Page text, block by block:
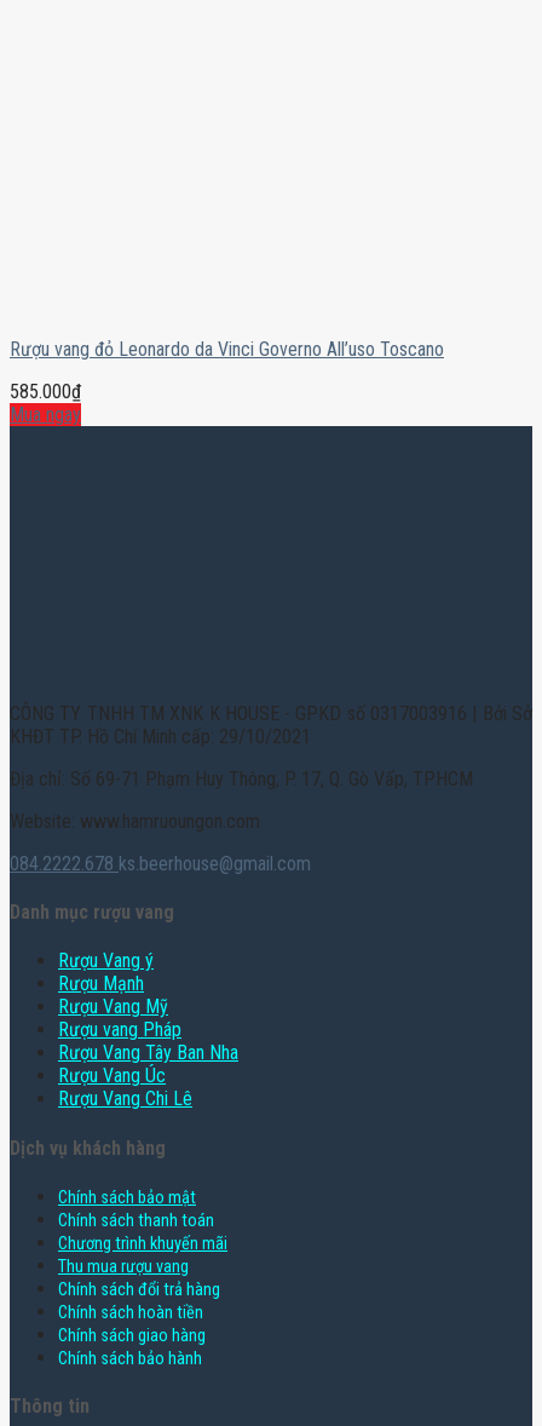
Rượu vang đỏ Leonardo da Vinci Governo All’uso Toscano
585.000₫
Mua ngay
CÔNG TY TNHH TM XNK K HOUSE - GPKD số 0317003916 | Bởi Sở
KHĐT TP. Hồ Chí Minh cấp: 29/10/2021
Địa chỉ: Số 69-71 Phạm Huy Thông, P. 17, Q. Gò Vấp, TPHCM
Website: www.hamruoungon.com
084.2222.678 ks.beerhouse@gmail.com
Danh mục rượu vang
Rượu Vang ý
Rượu Mạnh
Rượu Vang Mỹ
Rượu vang Pháp
Rượu Vang Tây Ban Nha
Rượu Vang Úc
Rượu Vang Chi Lê
Dịch vụ khách hàng
Chính sách bảo mật
Chính sách thanh toán
Chương trình khuyến mãi
Thu mua rượu vang
Chính sách đổi trả hàng
Chính sách hoàn tiền
Chính sách giao hàng
Chính sách bảo hành
Thông tin